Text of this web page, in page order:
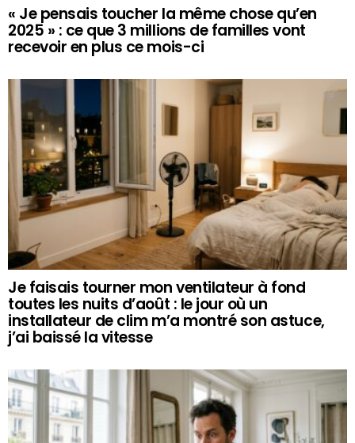
« Je pensais toucher la même chose qu’en
2025 » : ce que 3 millions de familles vont
recevoir en plus ce mois-ci
Je faisais tourner mon ventilateur à fond
toutes les nuits d’août : le jour où un
installateur de clim m’a montré son astuce,
j’ai baissé la vitesse